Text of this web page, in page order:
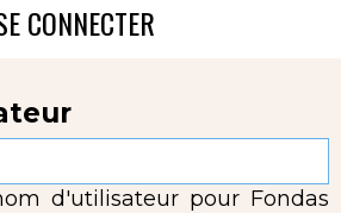
CONNECTER
d'utilisateur pour Fondas